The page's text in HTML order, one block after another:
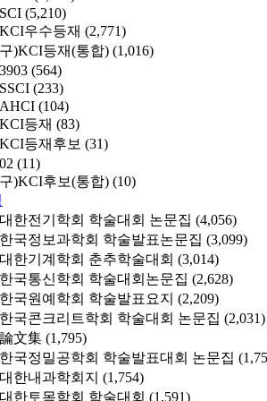
SCI (5,210)
KCI우수등재 (2,771)
구)KCI등재(통합) (1,016)
3903 (564)
SSCI (233)
AHCI (104)
KCI등재 (83)
KCI등재후보 (31)
02 (11)
구)KCI후보(통합) (10)
대한전기학회 학술대회 논문집 (4,056)
한국정보과학회 학술발표논문집 (3,099)
대한기계학회 춘추학술대회 (3,014)
한국통신학회 학술대회논문집 (2,628)
한국원예학회 학술발표요지 (2,209)
한국콘크리트학회 학술대회 논문집 (2,031)
論文集 (1,795)
한국정밀공학회 학술발표대회 논문집
대한내과학회지 (1,754)
대한토목학회 학술대회 (1,591)